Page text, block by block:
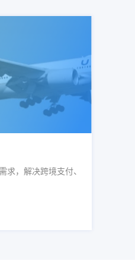
求，解决跨境支付、